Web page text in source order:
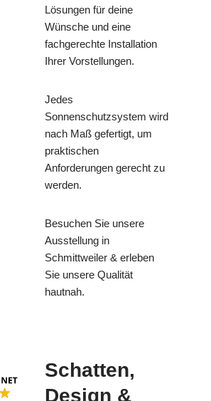
Lösungen für deine
Wünsche und eine
fachgerechte Installation
Ihrer Vorstellungen.
Jedes
Sonnenschutzsystem wird
nach Maß gefertigt, um
praktischen
Anforderungen gerecht zu
werden.
Besuchen Sie unsere
Ausstellung in
Schmittweiler & erleben
Sie unsere Qualität
hautnah.
Schatten,
Design &